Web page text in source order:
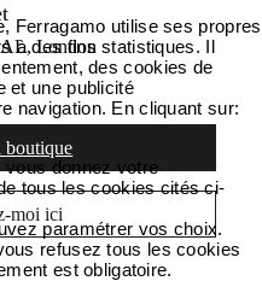
London
boutique
moi ici
Ferragamo utilise ses propres
à des fins statistiques. Il
des cookies de
et une publicité
navigation. En cliquant sur:
vous donnez votre
tous les cookies cités ci-
paramétrer vos choix.
refusez tous les cookies
est obligatoire.